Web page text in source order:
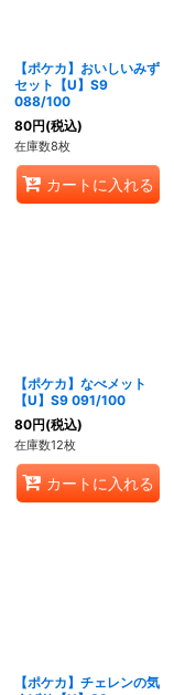
【ポケカ】おいしいみず
セット【U】S9
088/100
80円(税込)
在庫数8枚
カートに入れる
【ポケカ】なべメット
【U】S9 091/100
80円(税込)
在庫数12枚
カートに入れる
【ポケカ】チェレンの気